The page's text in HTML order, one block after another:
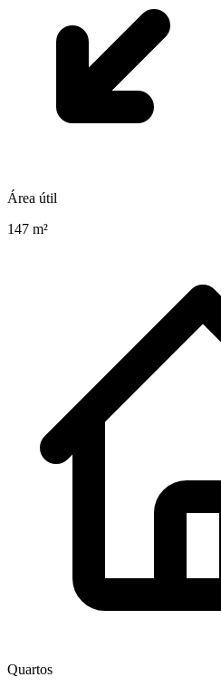
Área útil
147 m²
Quartos